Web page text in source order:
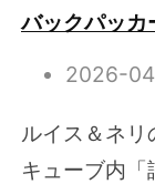
バックパッカ
2026-
ルイス＆ネ
キューブ内